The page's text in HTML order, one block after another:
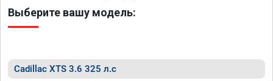
Выберите вашу модель:
Cadillac XTS 3.6 325 л.с